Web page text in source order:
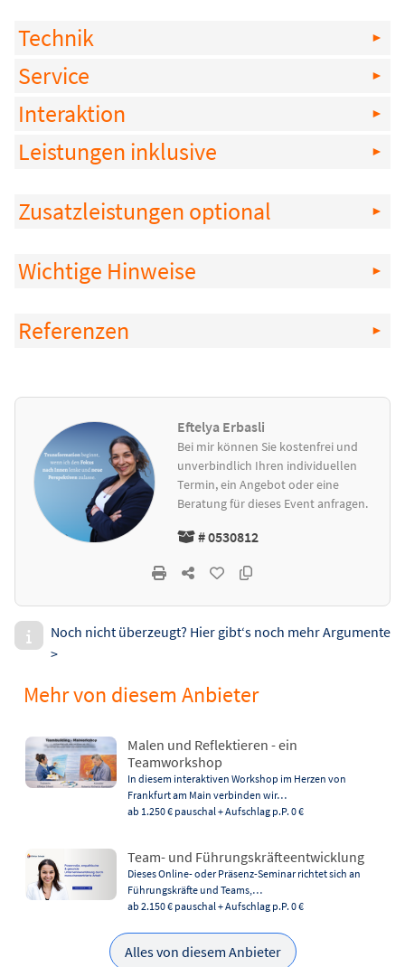
Technik
Service
Interaktion
Leistungen inklusive
Zusatzleistungen optional
Wichtige Hinweise
Referenzen
Eftelya Erbasli
Bei mir können Sie kostenfrei und
unverbindlich Ihren individuellen
Termin, ein Angebot oder eine
Beratung für dieses Event anfragen.
# 0530812
Noch nicht überzeugt? Hier gibt‘s noch mehr Argumente
>
Mehr von diesem Anbieter
Malen und Reflektieren - ein
Teamworkshop
In diesem interaktiven Workshop im Herzen von
Frankfurt am Main verbinden wir…
ab 1.250 € pauschal + Aufschlag p.P. 0 €
Team- und Führungskräfteentwicklung
Dieses Online- oder Präsenz-Seminar richtet sich an
Führungskräfte und Teams,…
ab 2.150 € pauschal + Aufschlag p.P. 0 €
Alles von diesem Anbieter